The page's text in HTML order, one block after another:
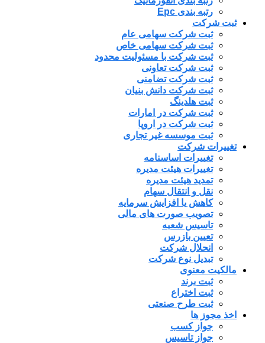
رتبه بندی Epc
ثبت شرکت
ثبت شرکت سهامی عام
ثبت شرکت سهامی خاص
ثبت شرکت با مسئولیت محدود
ثبت شرکت تعاونی
ثبت شرکت تضامنی
ثبت شرکت دانش بنیان
ثبت هلدینگ
ثبت شرکت در امارات
ثبت شرکت در اروپا
ثبت موسسه غیر تجاری
تغییرات شرکت
تغییرات اساسنامه
تغییرات هیئت مدیره
تمدید هیئت مدیره
نقل و انتقال سهام
کاهش یا افزایش سرمایه
تصویب صورت های مالی
تاسیس شعبه
تعیین بازرس
انحلال شرکت
تبدیل نوع شرکت
مالکیت معنوی
ثبت برند
ثبت اختراع
ثبت طرح صنعتی
اخذ مجوز ها
جواز کسب
جواز تاسیس